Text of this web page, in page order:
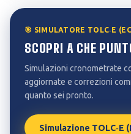
🎯 SIMULATORE TOLC‑E
SCOPRI A CHE
Simulazioni cronometrate
aggiornate e correzioni
quanto sei pronto.
Simulazione TOLC‑E